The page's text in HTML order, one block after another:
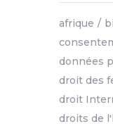
afrique
données
droit des
droit
droits de